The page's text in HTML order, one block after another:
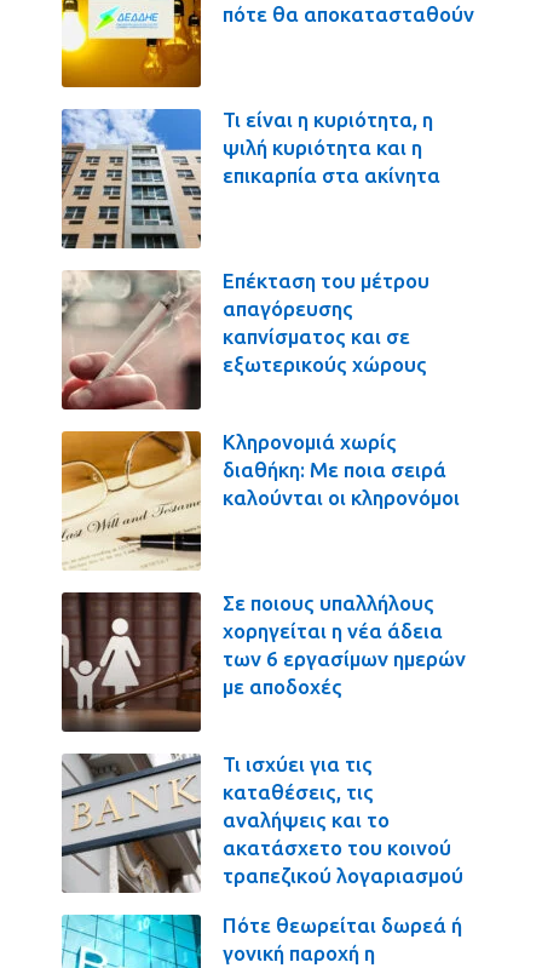
πότε θα αποκατασταθούν
Τι είναι η κυριότητα, η
ψιλή κυριότητα και η
επικαρπία στα ακίνητα
Επέκταση του μέτρου
απαγόρευσης
καπνίσματος και σε
εξωτερικούς χώρους
Κληρονομιά χωρίς
διαθήκη: Με ποια σειρά
καλούνται οι κληρονόμοι
Σε ποιους υπαλλήλους
χορηγείται η νέα άδεια
των 6 εργασίμων ημερών
με αποδοχές
Τι ισχύει για τις
καταθέσεις, τις
αναλήψεις και το
ακατάσχετο του κοινού
τραπεζικού λογαριασμού
Πότε θεωρείται δωρεά ή
γονική παροχή η